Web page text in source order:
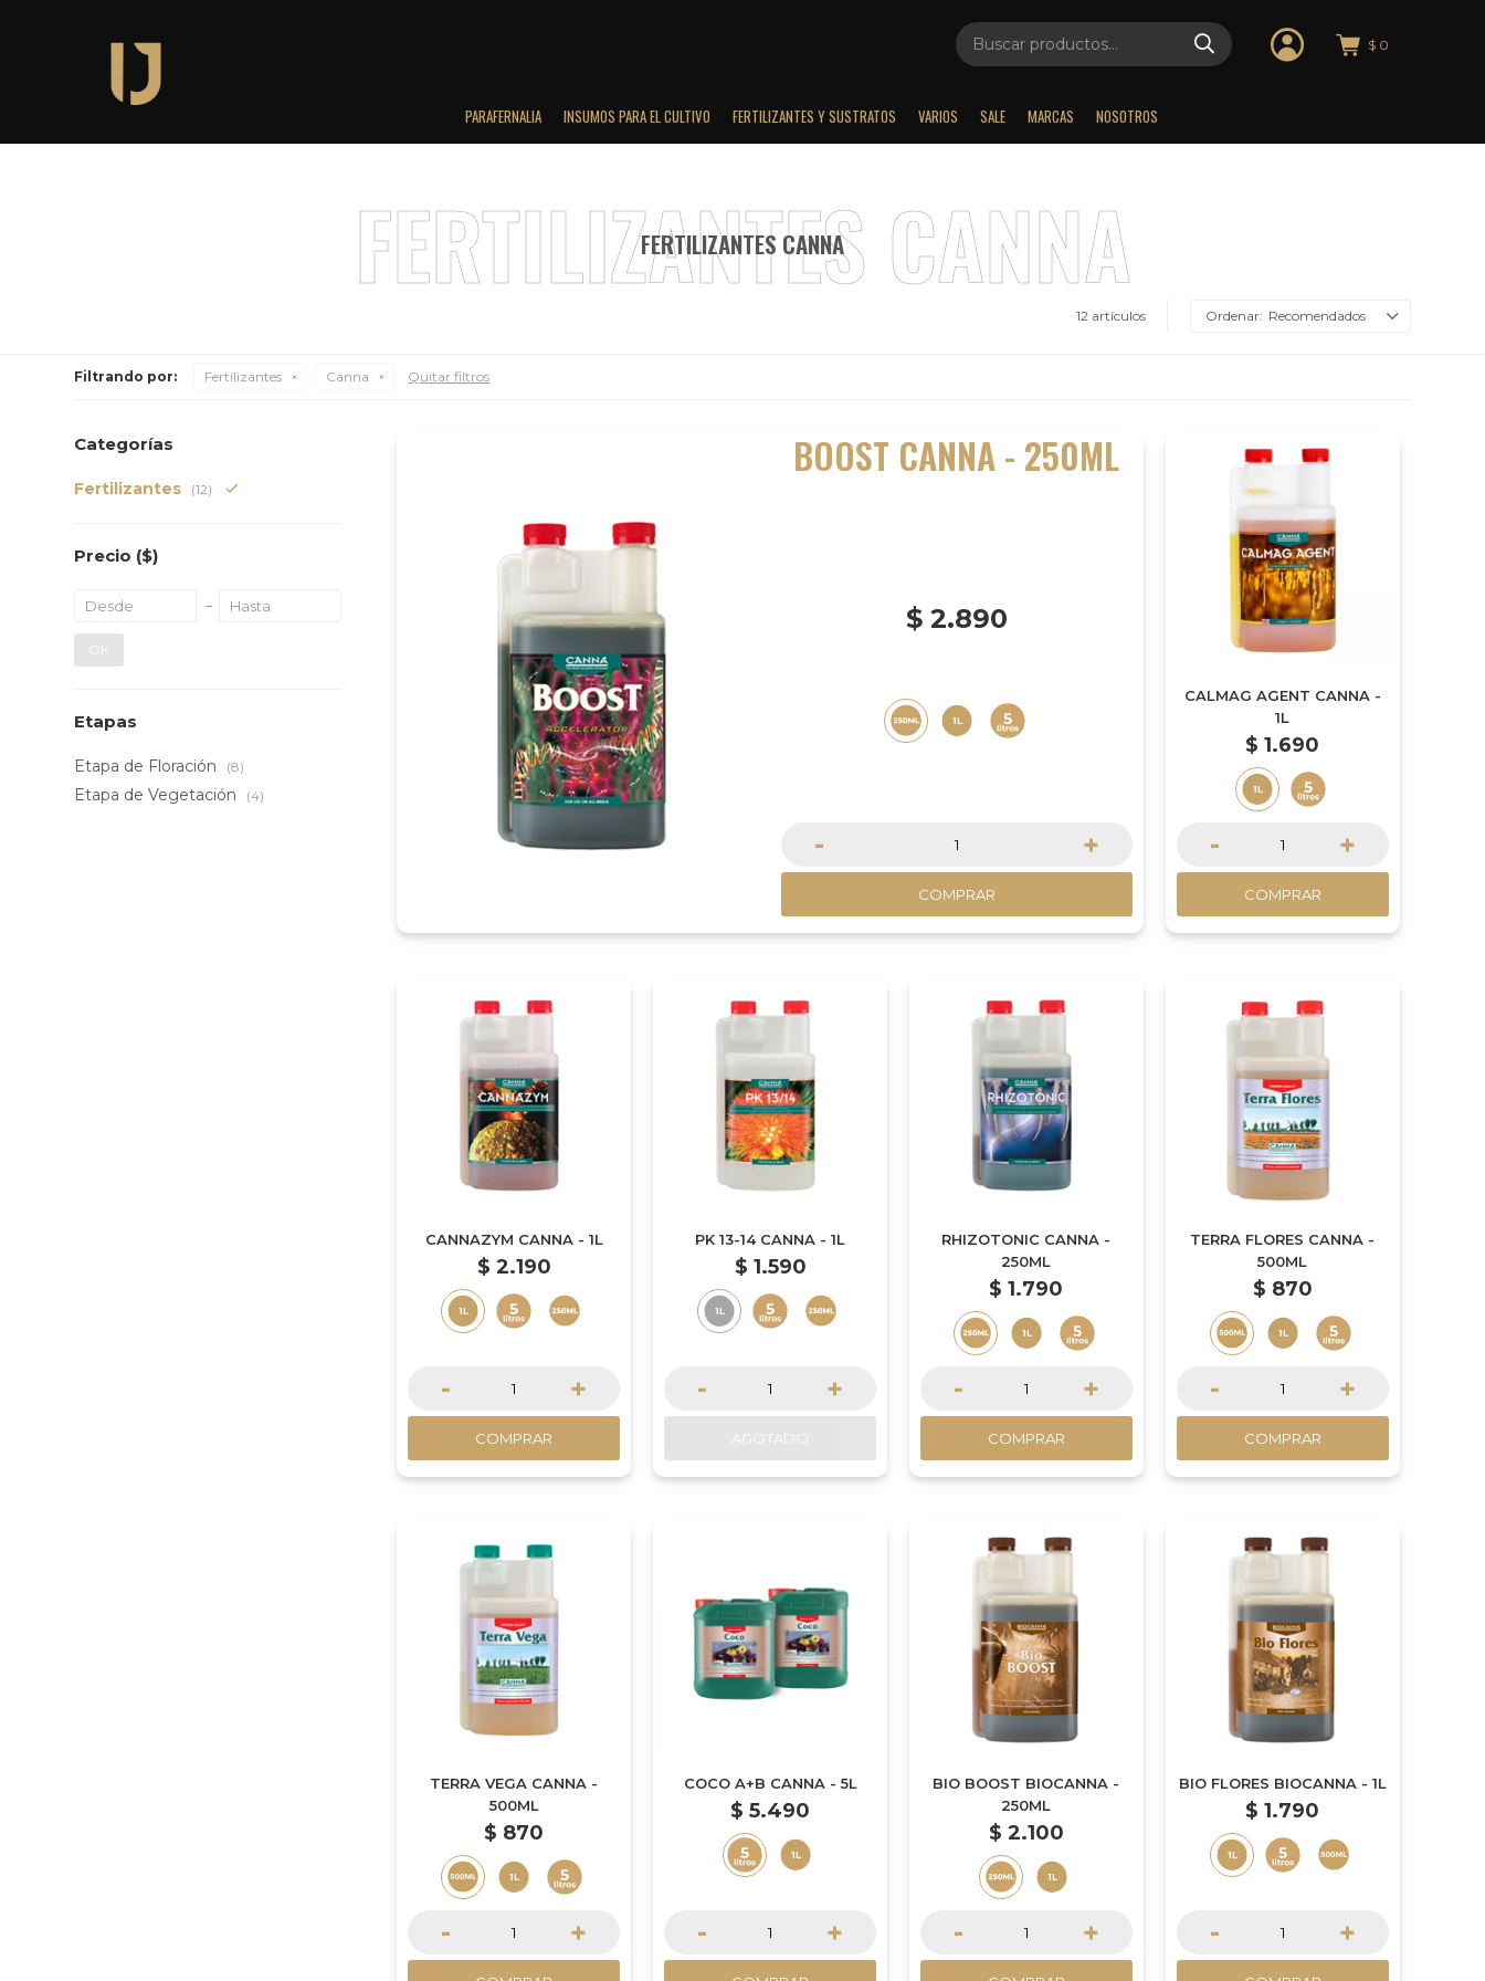
PARAFERNALIA INSUMOS PARA EL CULTIVO FERTILIZANTES Y SUSTRATOS VARIOS SALE MARCAS NOSOTROS
$ 0
FERTILIZANTES CANNA
12 artículos Recomendados
Filtrando por: Fertilizantes Canna Quitar filtros
BOOST CANNA - 250ML
$ 2.890
- +
COMPRAR
CALMAG AGENT CANNA -
1L
$ 1.690
- +
COMPRAR
CANNAZYM CANNA - 1L
$ 2.190
- +
COMPRAR
PK 13-14 CANNA - 1L
$ 1.590
- +
AGOTADO
RHIZOTONIC CANNA -
250ML
$ 1.790
- +
COMPRAR
TERRA FLORES CANNA -
500ML
$ 870
- +
COMPRAR
TERRA VEGA CANNA -
500ML
$ 870
- +
COCO A+B CANNA - 5L
$ 5.490
- +
BIO BOOST BIOCANNA -
250ML
$ 2.100
- +
BIO FLORES BIOCANNA - 1L
$ 1.790
- +
Categorías
Fertilizantes (12)
Precio ($)
OK
Etapas
Etapa de Floración (8)
Etapa de Vegetación (4)